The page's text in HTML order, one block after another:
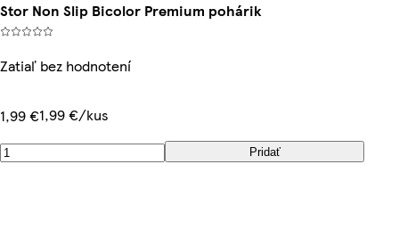
Stor Non Slip Bicolor Premium pohárik
Zatiaľ bez hodnotení
1,99 €1,99 €/kus
Pridať